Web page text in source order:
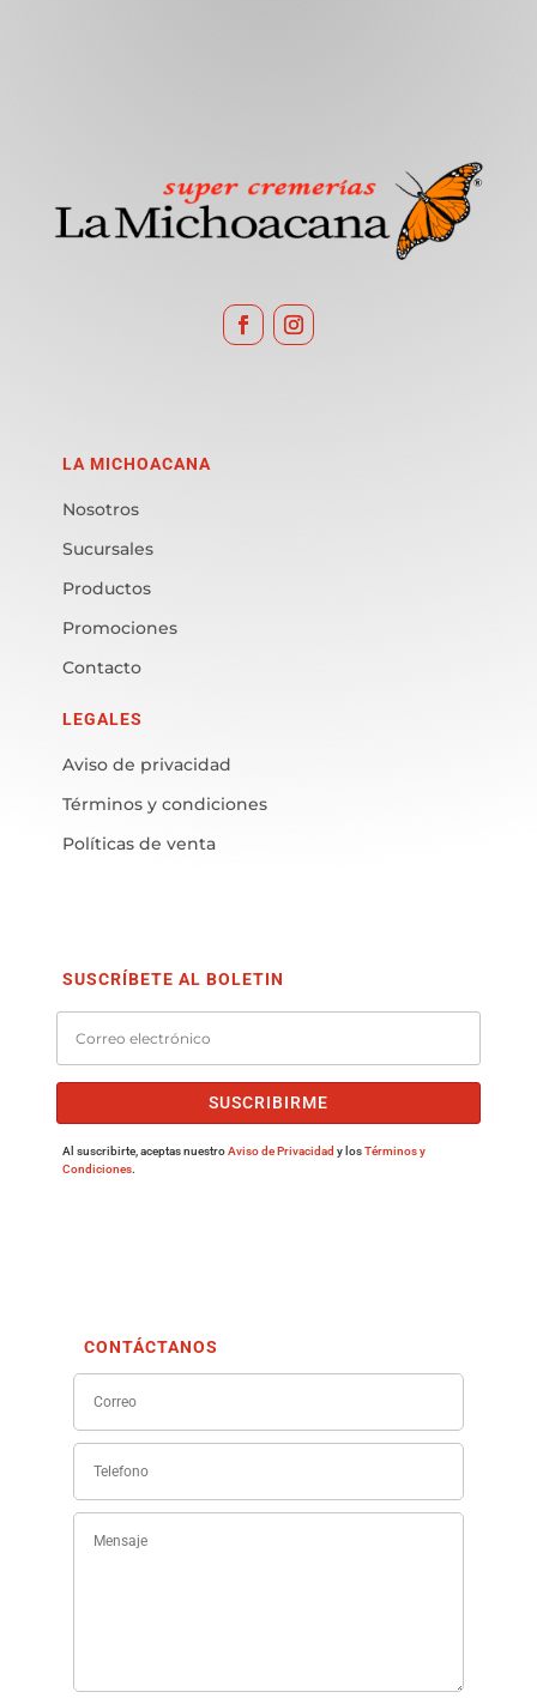
LA MICHOACANA
Nosotros
Sucursales
Productos
Promociones
Contacto
LEGALES
Aviso de privacidad
Términos y condiciones
Políticas de venta
SUSCRÍBETE AL BOLETIN
SUSCRIBIRME
Al suscribirte, aceptas nuestroAviso de Privacidad y losTérminos y
Condiciones.
CONTÁCTANOS